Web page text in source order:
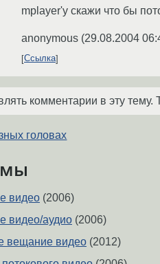
mplayer'у скажи что бы
anonymous (29.08.2004
Ссылка
комментарии в эту
головах
видео (2006)
видео/аудио (2006)
вещание видео (2012)